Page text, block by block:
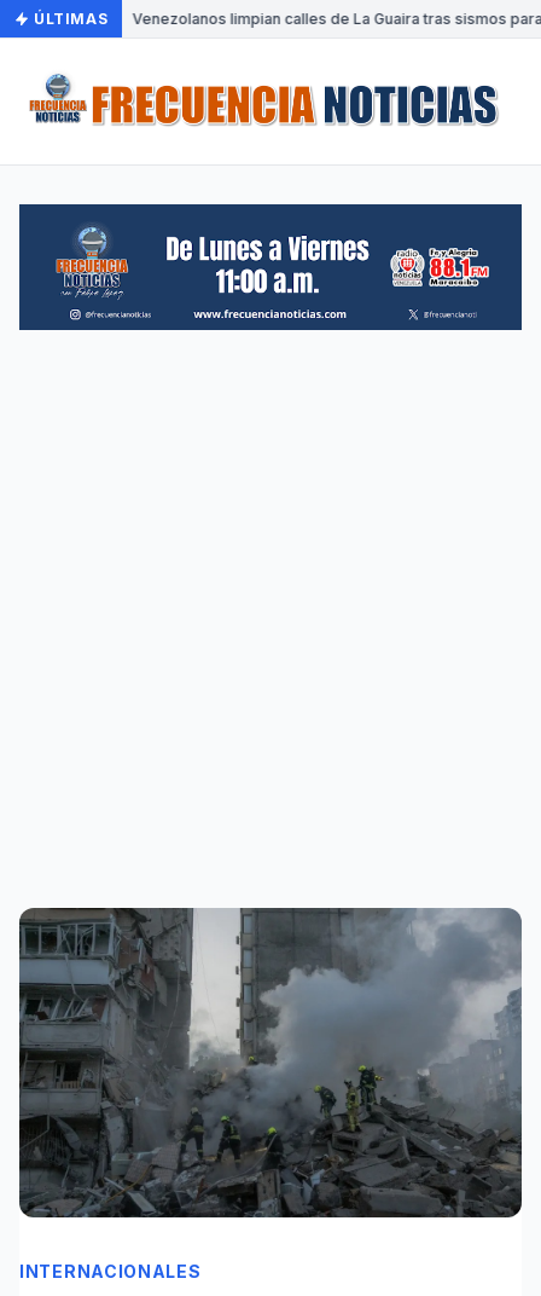
ÚLTIMAS Venezolanos limpian calles de La Guaira tras sismos
INTERNACIONALES